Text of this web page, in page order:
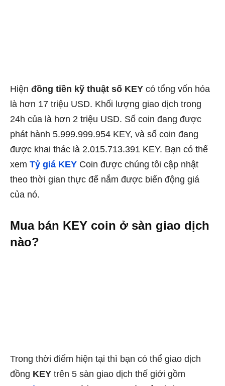
Hiện đồng tiền kỹ thuật số KEY có tổng vốn hóa
là hơn 17 triệu USD. Khối lượng giao dịch trong
24h của là hơn 2 triệu USD. Số coin đang được
phát hành 5.999.999.954 KEY, và số coin đang
được khai thác là 2.015.713.391 KEY. Bạn có thể
xem Tỷ giá KEY Coin được chúng tôi cập nhật
theo thời gian thực để nắm được biến động giá
của nó.
Mua bán KEY coin ở sàn giao dịch
nào?
Trong thời điểm hiện tại thì bạn có thể giao dịch
đồng KEY trên 5 sàn giao dịch thế giới gồm